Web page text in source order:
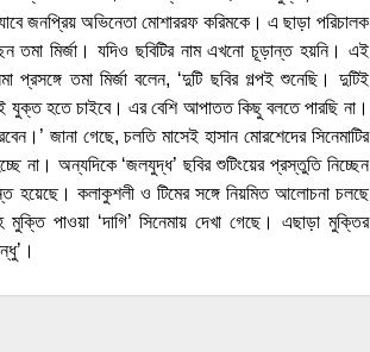
জনপ্রিয় অভিনেতা মোশাররফ করিমকে। এ ছাড়া পরিচালক
তমা মির্জা। যদিও ছবিটির নাম এখনো চূড়ান্ত হয়নি। এই
প্রসঙ্গে তমা মির্জা বলেন, ‘দুটি ছবির গল্পই শুনেছি। দুটিই
যুক্ত হতে চাইবে। এর বেশি আপাতত কিছু বলতে পারছি না।
জানা গেছে, চলতি মাসেই হাসান মোরশেদের সিনেমাটির
না। অন্যদিকে ‘জলযুদ্ধ’ ছবির শুটিংয়ের প্রস্তুতি নিচ্ছেন
হয়েছে। কলাকুশলী ও টিমের সঙ্গে নিয়মিত আলোচনা চলছে
পাওয়া ‘দাগি’ সিনেমায় দেখা গেছে। এছাড়া মুক্তির